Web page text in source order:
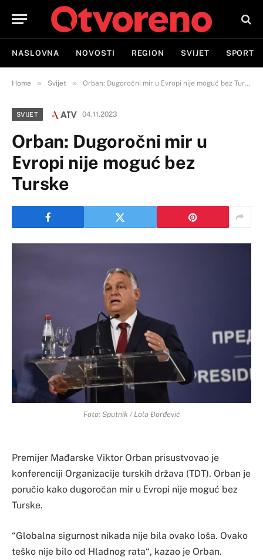
NASLOVNA NOVOSTI REGION SVIJET SPORT
Home » Svijet » Orban: Dugoročni mir u Еvropi nije moguć bez Turske
SVIJET 04.11.2023
Orban: Dugoročni mir u
Еvropi nije moguć bez
Turske
Foto: Sputnik / Lola Đorđević
Premijer Mađarske Viktor Orban prisustvovao je
konferenciji Organizacije turskih država (TDT). Orban je
poručio kako dugoročan mir u Еvropi nije moguć bez
Turske.
“Globalna sigurnost nikada nije bila ovako loša. Ovako
teško nije bilo od Hladnog rata“, kazao je Orban.